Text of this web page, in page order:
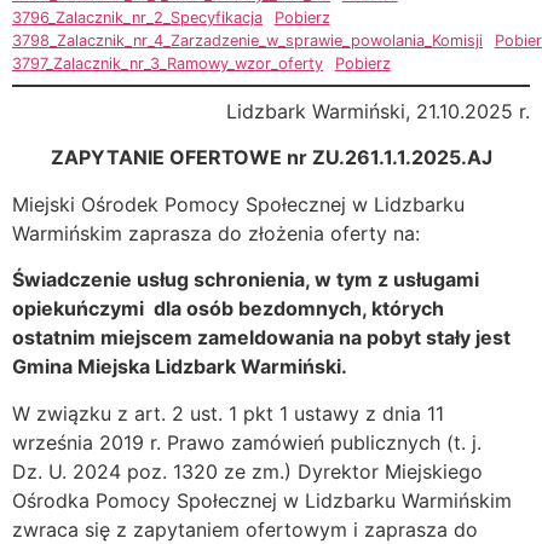
3796_Zalacznik_nr_2_Specyfikacja
Pobierz
3798_Zalacznik_nr_4_Zarzadzenie_w_sprawie_powolania_Komisji
3797_Zalacznik_nr_3_Ramowy_wzor_oferty
Pobierz
Lidzbark Warmiński, 21.10.2025 r.
ZAPYTANIE OFERTOWE nr ZU.261.1.1.2025.AJ
Miejski Ośrodek Pomocy Społecznej w Lidzbarku
Warmińskim zaprasza do złożenia oferty na:
Świadczenie usług schronienia, w tym z usługami
opiekuńczymi dla osób bezdomnych, których
ostatnim miejscem zameldowania na pobyt stały jest
Gmina Miejska Lidzbark Warmiński.
W związku z art. 2 ust. 1 pkt 1 ustawy z dnia 11
września 2019 r. Prawo zamówień publicznych (t. j.
Dz. U. 2024 poz. 1320 ze zm.) Dyrektor Miejskiego
Ośrodka Pomocy Społecznej w Lidzbarku Warmińskim
zwraca się z zapytaniem ofertowym i zaprasza do